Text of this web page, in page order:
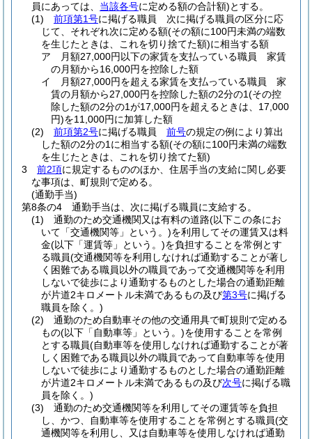
員にあっては、 当該各号に定める額の合計額)とする。
(1)
前項第1号に掲げる職員 次に掲げる職員の区分に応
じて、それぞれ次に定める額(その額に100円未満の端数
を生じたときは、これを切り捨てた額)に相当する額
ア
月額27,000円以下の家賃を支払っている職員 家賃
の月額から16,000円を控除した額
イ
月額27,000円を超える家賃を支払っている職員 家
賃の月額から27,000円を控除した額の2分の1(その控
除した額の2分の1が17,000円を超えるときは、17,000
円)を11,000円に加算した額
(2)
前項第2号に掲げる職員 前号の規定の例により算出
した額の2分の1に相当する額(その額に100円未満の端数
を生じたときは、これを切り捨てた額)
3
前2項に規定するもののほか、住居手当の支給に関し必要
な事項は、町規則で定める。
(通勤手当)
第8条の4
通勤手当は、次に掲げる職員に支給する。
(1)
通勤のため交通機関又は有料の道路(以下この条にお
いて「交通機関等」という。)を利用してその運賃又は料
金(以下「運賃等」という。)を負担することを常例とす
る職員(交通機関等を利用しなければ通勤することが著し
く困難である職員以外の職員であって交通機関等を利用
しないで徒歩により通勤するものとした場合の通勤距離
が片道2キロメートル未満であるもの及び第3号に掲げる
職員を除く。)
(2)
通勤のため自動車その他の交通用具で町規則で定める
もの(以下「自動車等」という。)を使用することを常例
とする職員(自動車等を使用しなければ通勤することが著
しく困難である職員以外の職員であって自動車等を使用
しないで徒歩により通勤するものとした場合の通勤距離
が片道2キロメートル未満であるもの及び次号に掲げる職
員を除く。)
(3)
通勤のため交通機関等を利用してその運賃等を負担
し、かつ、自動車等を使用することを常例とする職員(交
通機関等を利用し、又は自動車等を使用しなければ通勤